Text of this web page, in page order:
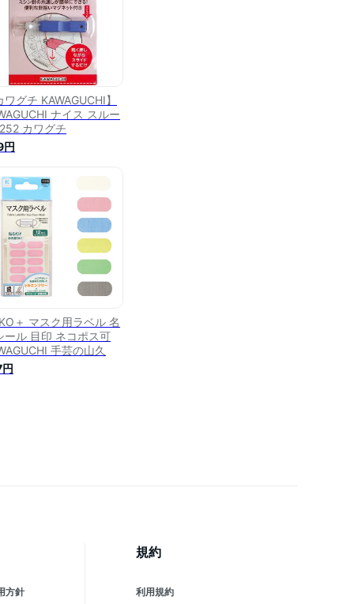
ワグチ KAWAGUCHI】
ナイス スルー
カワグチ
円
＋ マスク用ラベル 名
ール 目印 ネコポス可
手芸の山久
方針
規約
利用規約